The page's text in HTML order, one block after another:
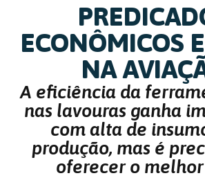
ECONÔMICOS
NA
A eficiência da
nas lavouras ganha
com alta de
produção, mas é
oferecer o